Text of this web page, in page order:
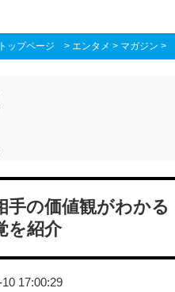
ップページ > エンタメ > マガジン >
手の価値観がわか
を紹介
17:00:29